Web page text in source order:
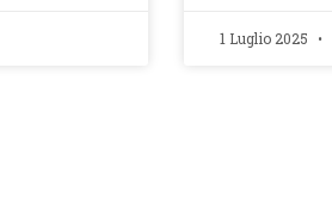
1 Luglio 2025